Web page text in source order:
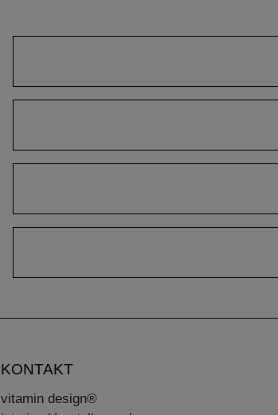
KONTAKT
vitamin design®